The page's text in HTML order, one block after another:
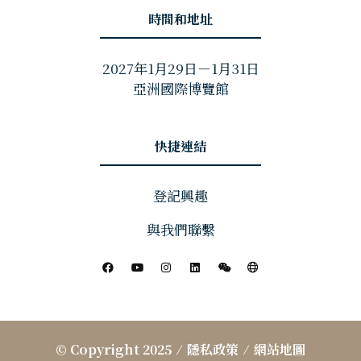
時間和地址
2027年1月29日－1月31日
亞洲國際博覽館
快捷連結
登記興趣
與我們聯繫
© Copyright 2025 隱私政策 網站地圖